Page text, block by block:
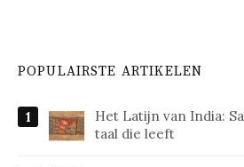
POPULAIRSTE ARTIKELEN
Het Latijn van India:
taal die leeft